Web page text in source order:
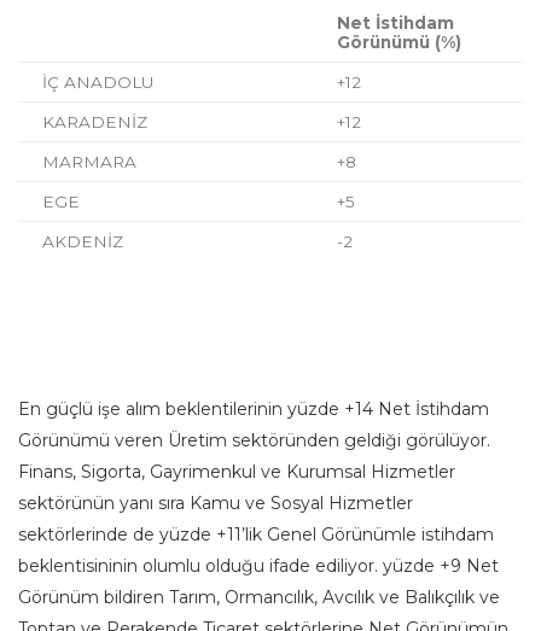
Net İstihdam
Görünümü (%)
İÇ ANADOLU +12
KARADENİZ +12
MARMARA +8
EGE +5
AKDENİZ -2
En güçlü işe alım beklentilerinin yüzde +14 Net İstihdam
Görünümü veren Üretim sektöründen geldiği görülüyor.
Finans, Sigorta, Gayrimenkul ve Kurumsal Hizmetler
sektörünün yanı sıra Kamu ve Sosyal Hizmetler
sektörlerinde de yüzde +11’lik Genel Görünümle istihdam
beklentisininin olumlu olduğu ifade ediliyor. yüzde +9 Net
Görünüm bildiren Tarım, Ormancılık, Avcılık ve Balıkçılık ve